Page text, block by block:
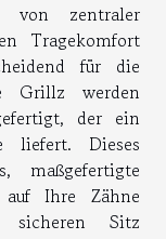
zentraler
Tragekomfort
für die
Grillz werden
der ein
liefert. Dieses
maßgefertigte
Ihre Zähne
Sitz